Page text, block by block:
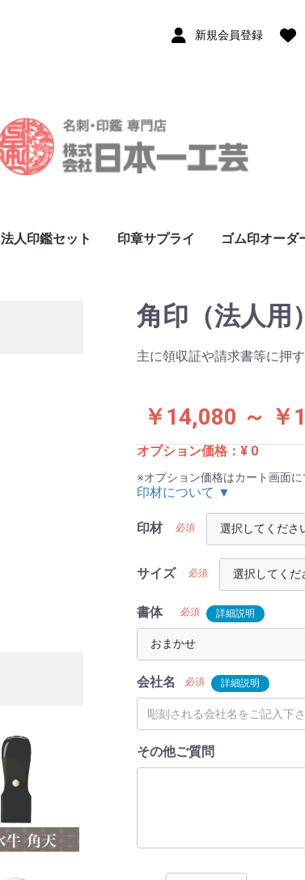
新規会員登録
法人印鑑セット 印章サプライ ゴム印オーダ
角印（法人用）
主に領収証や請求書等に押
￥14,080 ～ ￥
オプション価格：¥ 0
※オプション価格はカート画面
印材について ▼
印材 必須
サイズ 必須
書体 必須 詳細説明
会社名 必須 詳細説明
その他ご質問